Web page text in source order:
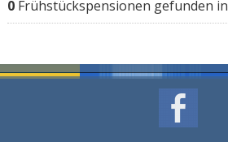
0Frühstückspensionen gefunden in